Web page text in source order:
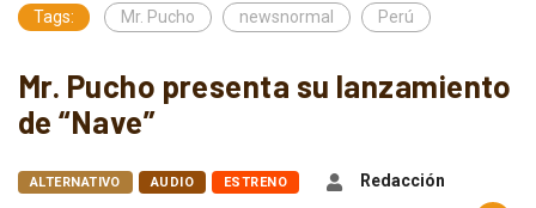
Tags: Mr. Pucho newsnormal Perú
Mr. Pucho presenta su lanzamiento
de “Nave”
ALTERNATIVO AUDIO ESTRENO
Redacción